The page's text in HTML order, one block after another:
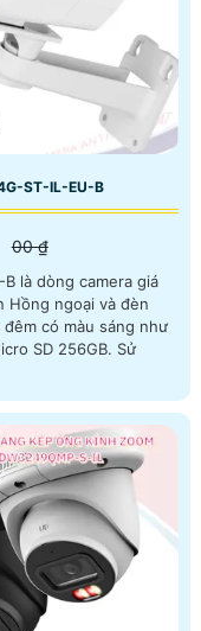
ST-IL-EU-B
00 ₫
B là dòng camera giá
Hồng ngoại và đèn
có màu sáng như
SD 256GB. Sử